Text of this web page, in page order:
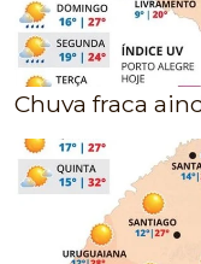
Chuva fraca